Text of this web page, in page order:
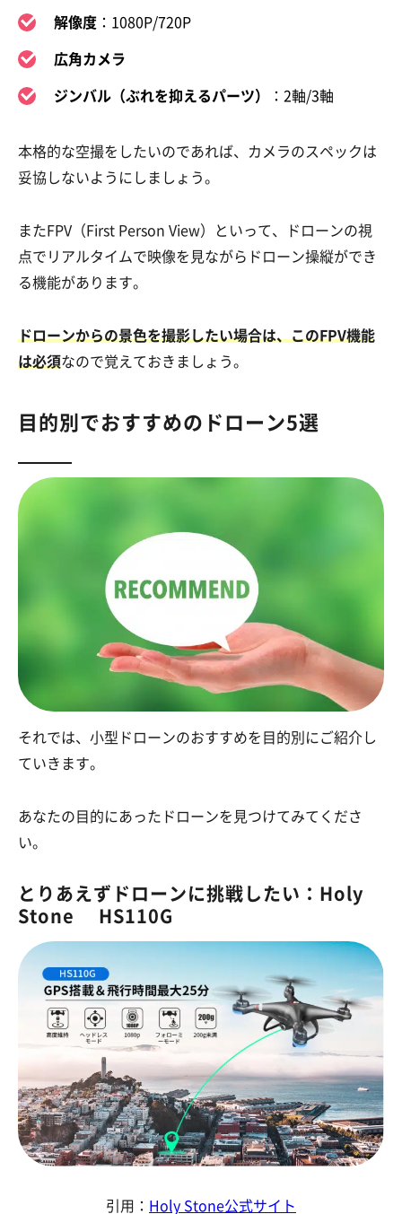
解像度 ：1080P/720P
広角カメラ
ジンバル（ぶれを抑えるパーツ） ：2軸/3軸
本格的な空撮をしたいのであれば、カメラのスペックは
妥協しないようにしましょう。
またFPV（First Person View）といって、ドローンの視
点でリアルタイムで映像を見ながらドローン操縦ができ
る機能があります。
ドローンからの景色を撮影したい場合は、このFPV機能
は必須なので覚えておきましょう。
目的別でおすすめのドローン5選
それでは、小型ドローンのおすすめを目的別にご紹介し
ていきます。
あなたの目的にあったドローンを見つけてみてくださ
い。
とりあえずドローンに挑戦したい：Holy
Stone HS110G
引用： Holy Stone公式サイト